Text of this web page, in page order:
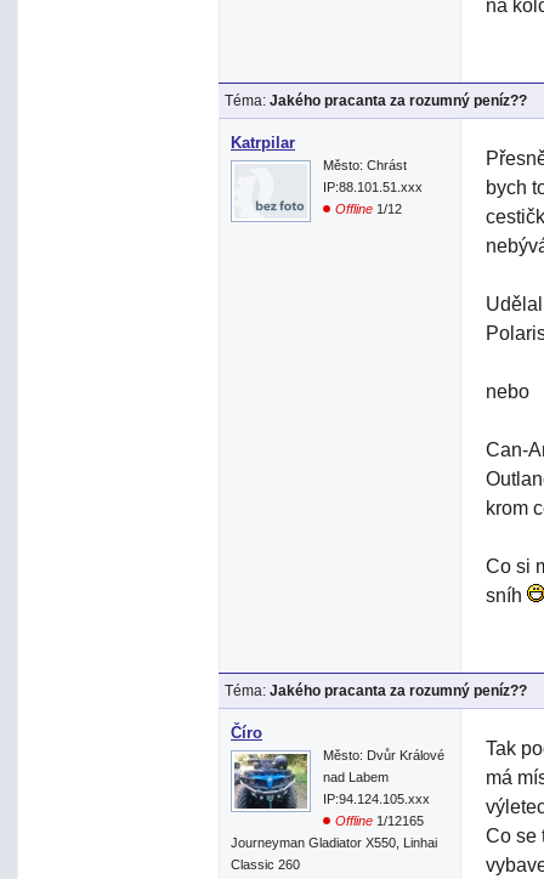
na
Téma: Jakého pracanta za rozumný peníz??
Katrpilar
Město: Chrást
IP:88.101.51.xxx
Offline 1/12
bych
nebo
Can-
krom
Co si
sníh
Téma: Jakého pracanta za rozumný peníz??
Číro
Město: Dvůr Králové
nad Labem
IP:94.124.105.xxx
Offline 1/12165
Journeyman Gladiator X550, Linhai
Classic 260
Tak
má
Co se